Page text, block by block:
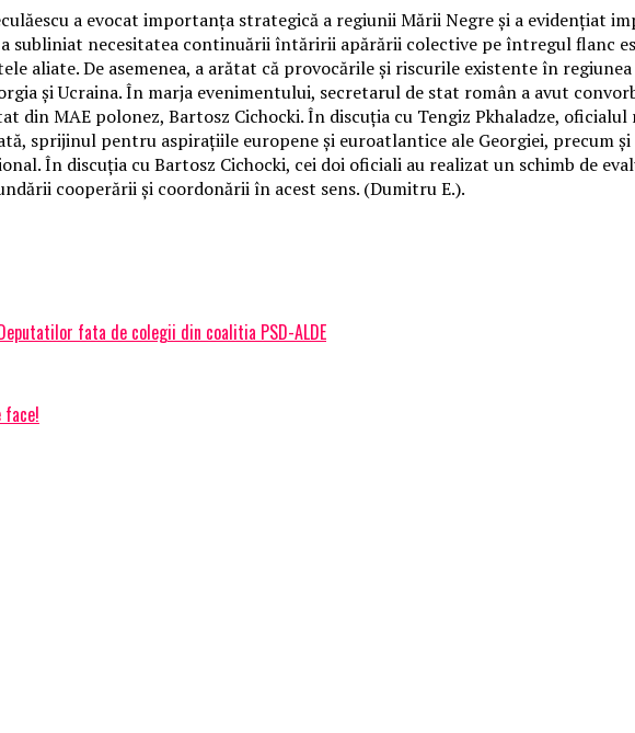
a evocat importanța strategică a regiunii Mării Negre și a evidențiat
subliniat necesitatea continuării întăririi apărării colective pe întregul flanc
aliate. De asemenea, a arătat că provocările și riscurile existente în
și Ucraina. În marja evenimentului, secretarul de stat român a avut
din MAE polonez, Bartosz Cichocki. În discuția cu Tengiz Pkhaladze,
sprijinul pentru aspirațiile europene și euroatlantice ale Georgiei,
În discuția cu Bartosz Cichocki, cei doi oficiali au realizat un schimb de
cooperării și coordonării în acest sens. (Dumitru E.).
fata de colegii din coalitia PSD-ALDE